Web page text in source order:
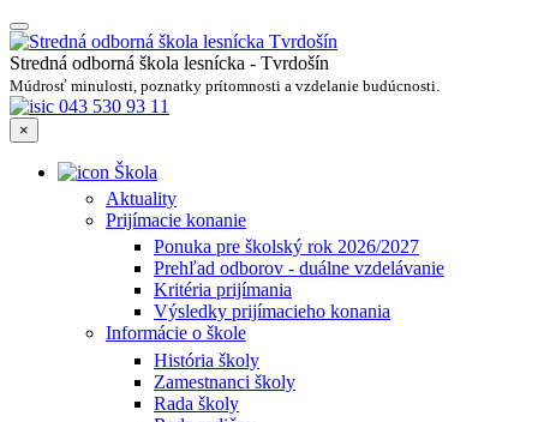
Stredná odborná škola lesnícka - Tvrdošín
Múdrosť minulosti, poznatky prítomnosti a vzdelanie budúcnosti.
043 530 93 11
×
Škola
Aktuality
Prijímacie konanie
Ponuka pre školský rok 2026/2027
Prehľad odborov - duálne vzdelávanie
Kritéria prijímania
Výsledky prijímacieho konania
Informácie o škole
História školy
Zamestnanci školy
Rada školy